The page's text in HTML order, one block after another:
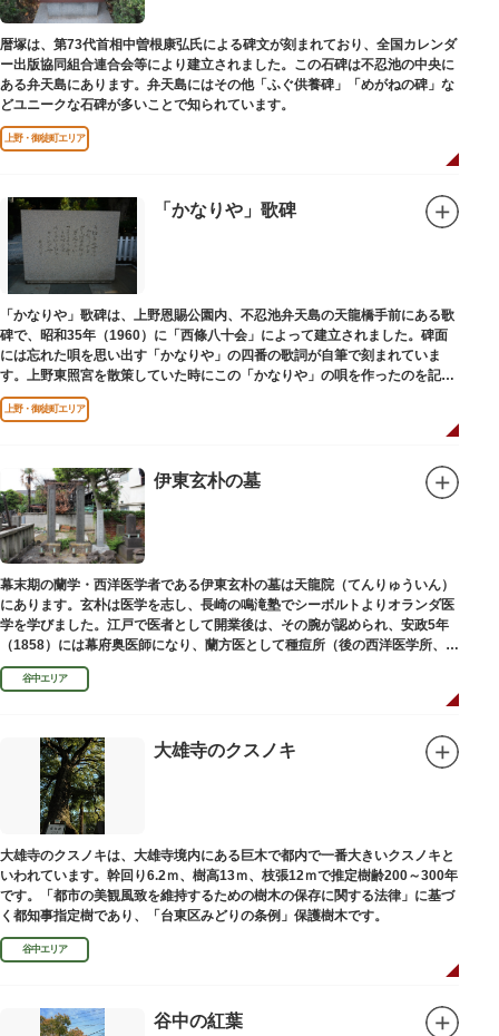
暦塚は、第73代首相中曽根康弘氏による碑文が刻まれており、全国カレンダ
ー出版協同組合連合会等により建立されました。この石碑は不忍池の中央に
ある弁天島にあります。弁天島にはその他「ふぐ供養碑」「めがねの碑」な
どユニークな石碑が多いことで知られています。
上野・御徒町エリア
「かなりや」歌碑
「かなりや」歌碑は、上野恩賜公園内、不忍池弁天島の天龍橋手前にある歌
碑で、昭和35年（1960）に「西條八十会」によって建立されました。碑面
には忘れた唄を思い出す「かなりや」の四番の歌詞が自筆で刻まれていま
す。上野東照宮を散策していた時にこの「かなりや」の唄を作ったのを記念
してこの地に建てられました。
上野・御徒町エリア
伊東玄朴の墓
幕末期の蘭学・西洋医学者である伊東玄朴の墓は天龍院（てんりゅういん）
にあります。玄朴は医学を志し、長崎の鳴滝塾でシーボルトよりオランダ医
学を学びました。江戸で医者として開業後は、その腕が認められ、安政5年
（1858）には幕府奥医師になり、蘭方医として種痘所（後の西洋医学所、現
東京大学医学部）の開設などに尽力し、明治4年（1871）72歳で没しまし
た。谷中エリア
大雄寺のクスノキ
大雄寺のクスノキは、大雄寺境内にある巨木で都内で一番大きいクスノキと
いわれています。幹回り6.2ｍ、樹高13ｍ、枝張12ｍで推定樹齢200～300年
です。「都市の美観風致を維持するための樹木の保存に関する法律」に基づ
く都知事指定樹であり、「台東区みどりの条例」保護樹木です。
谷中エリア
谷中の紅葉